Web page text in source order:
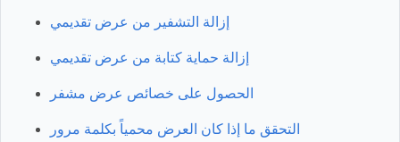
إزالة التشفير من عرض تقديمي
إزالة حماية كتابة من عرض تقديمي
الحصول على خصائص عرض مشفر
التحقق ما إذا كان العرض محمياً بكلمة مرور